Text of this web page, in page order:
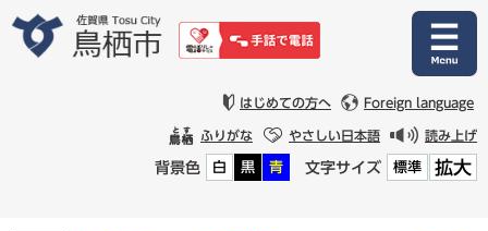
はじめての方へ Foreign language
ふりがな やさしい日本語 読み上げ
背景色 白 黒 青 文字サイズ 標準 拡大